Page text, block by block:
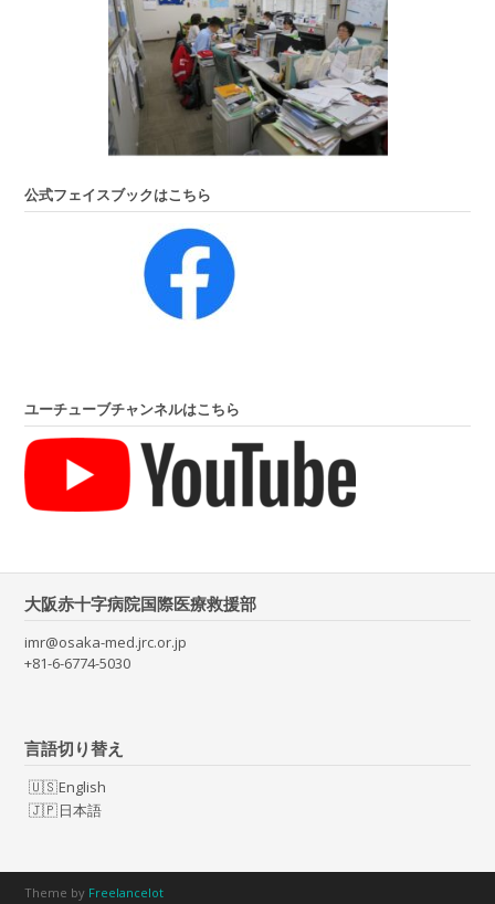
公式フェイスブックはこちら
ユーチューブチャンネルはこちら
大阪赤十字病院国際医療救援部
imr@osaka-med.jrc.or.jp
+81-6-6774-5030
言語切り替え
English
日本語
Theme by Freelancelot